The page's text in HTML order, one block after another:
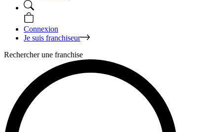
Connexion
Je suis franchiseur
Rechercher une franchise